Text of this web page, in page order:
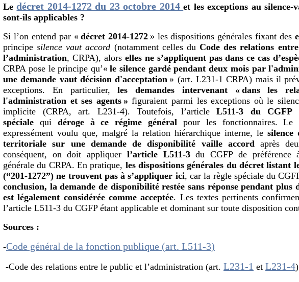
Le décret 2014-1272 du 23 octobre 2014et les exceptions au silence-
sont-ils applicables ?
Si l’on entend par « décret 2014-1272» les dispositions générales fixant des
principe silence vaut accord (notamment celles du Code des relations
l’administration, CRPA), alors elles ne s’appliquent pas dans ce cas
CRPA pose le principe qu’« le silence gardé pendant deux mois par
une demande vaut décision d'acceptation » (art. L231-1 CRPA) mais il
exceptions. En particulier,
les demandes intervenant « dans les
l'administration et ses agents » figuraient parmi les exceptions où le
implicite (CRPA, art. L231-4). Toutefois, l’article
L511-3 du
spéciale qui déroge à ce régime général pour les fonctionnaires. Le
expressément voulu que, malgré la relation hiérarchique interne, le silence
territoriale sur une demande de disponibilité vaille accord après
conséquent, on doit appliquer l’article L511-3 du CGFP de préférence
générale du CRPA. En pratique, les dispositions générales du décret listant
(“201-1272”) ne trouvent pas à s’appliquer ici, car la règle spéciale du
conclusion, la demande de disponibilité restée sans réponse pendant plus
est légalement considérée comme acceptée. Les textes pertinents
l’article L511-3 du CGFP étant applicable et dominant sur toute disposition
Sources :
-Code général de la fonction publique (art. L511-3)
-Code des relations entre le public et l’administration (art. L231-1 et L231-4)